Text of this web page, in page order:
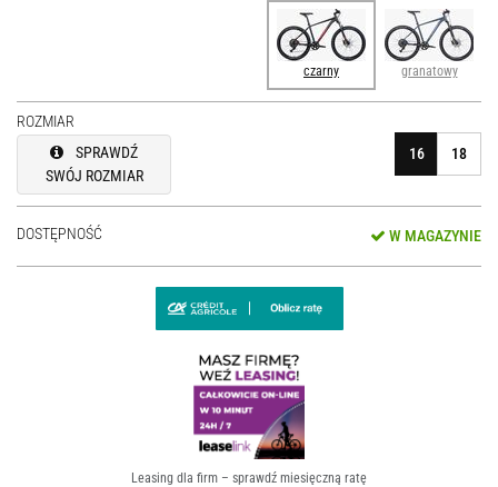
czarny granatowy
ROZMIAR
SPRAWDŹ
SWÓJ ROZMIAR
16 18
DOSTĘPNOŚĆ W MAGAZYNIE
Leasing dla firm – sprawdź miesięczną ratę